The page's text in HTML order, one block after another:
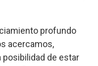
profundo
acercamos,
de estar